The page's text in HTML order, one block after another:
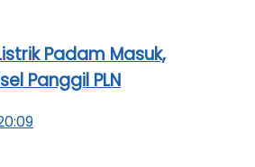
Padam Masuk,
Panggil PLN